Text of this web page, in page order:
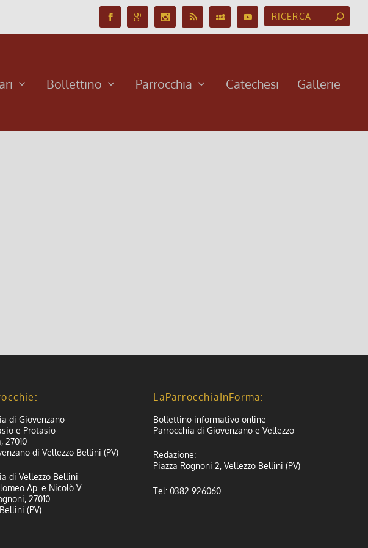
Bollettino Parrocchia Catechesi Gallerie
di Giovenzano
e Protasio
27010
di Vellezzo Bellini (PV)
di Vellezzo Bellini
Ap. e Nicolò V.
27010
(PV)
LaParrocchiaInForma:
Bollettino informativo online
Parrocchia di Giovenzano e Vellezzo
Redazione:
Piazza Rognoni 2, Vellezzo Bellini (PV)
Tel: 0382 926060